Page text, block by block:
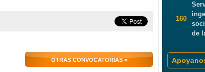
OTRAS CONVOCATORIAS >
160
de